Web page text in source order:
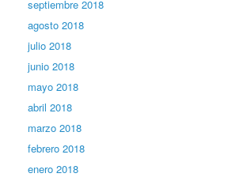
septiembre 2018
agosto 2018
julio 2018
junio 2018
mayo 2018
abril 2018
marzo 2018
febrero 2018
enero 2018